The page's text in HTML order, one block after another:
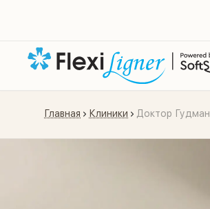
Главная Клиники Доктор Гудман